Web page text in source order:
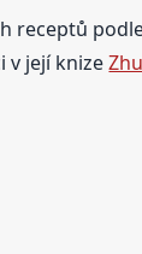
receptů
v její knize